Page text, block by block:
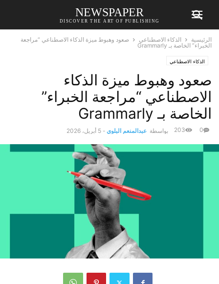
NEWSPAPER
DISCOVER THE ART OF PUBLISHING
الرئيسية الذكاء الاصطناعي
صعود وهبوط ميزة الذكاء الاصطناعي “مراجعة
الخبراء” الخاصة بـ Grammarly
الذكاء الاصطناعي
صعود وهبوط ميزة الذكاء
الاصطناعي “مراجعة الخبراء”
الخاصة بـ Grammarly
بواسطة عبدالمنعم البلوي - 5 أبريل، 2026 0
203